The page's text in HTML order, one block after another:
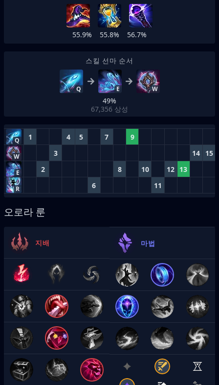
55.9% 55.8% 56.7%
스킬 선마 순서
Q E W
49%
67,356 상성
Q 1 4 5 7 9
W 3 14 15
E 2 8 10 12 13
R 6 11
오로라 룬
지배 마법